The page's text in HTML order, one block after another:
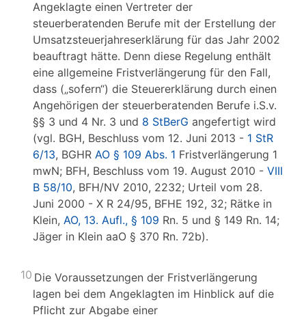
Angeklagte einen Vertreter der
steuerberatenden Berufe mit der Erstellung der
Umsatzsteuerjahreserklärung für das Jahr 2002
beauftragt hätte. Denn diese Regelung enthält
eine allgemeine Fristverlängerung für den Fall,
dass („sofern“) die Steuererklärung durch einen
Angehörigen der steuerberatenden Berufe i.S.v.
§§ 3 und 4 Nr. 3 und 8 StBerG angefertigt wird
(vgl. BGH, Beschluss vom 12. Juni 2013 - 1 StR
6/13, BGHR AO § 109 Abs. 1 Fristverlängerung 1
mwN; BFH, Beschluss vom 19. August 2010 - VIII
B 58/10, BFH/NV 2010, 2232; Urteil vom 28.
Juni 2000 - X R 24/95, BFHE 192, 32; Rätke in
Klein, AO, 13. Aufl., § 109 Rn. 5 und § 149 Rn. 14;
Jäger in Klein aaO § 370 Rn. 72b).
10 Die Voraussetzungen der Fristverlängerung
lagen bei dem Angeklagten im Hinblick auf die
Pflicht zur Abgabe einer